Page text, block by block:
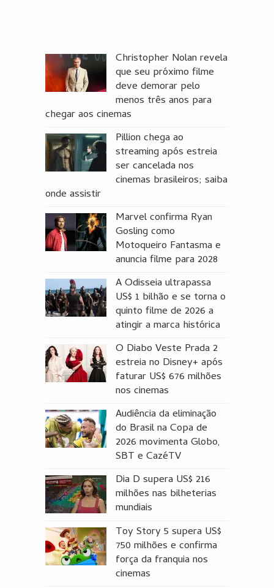
Christopher Nolan revela
que seu próximo filme
deve demorar pelo
menos três anos para
chegar aos cinemas
Pillion chega ao
streaming após estreia
ser cancelada nos
cinemas brasileiros; saiba
onde assistir
Marvel confirma Ryan
Gosling como
Motoqueiro Fantasma e
anuncia filme para 2028
A Odisseia ultrapassa
US$ 1 bilhão e se torna o
quinto filme de 2026 a
atingir a marca histórica
O Diabo Veste Prada 2
estreia no Disney+ após
faturar US$ 676 milhões
nos cinemas
Audiência da eliminação
do Brasil na Copa de
2026 movimenta Globo,
SBT e CazéTV
Dia D supera US$ 216
milhões nas bilheterias
mundiais
Toy Story 5 supera US$
750 milhões e confirma
força da franquia nos
cinemas